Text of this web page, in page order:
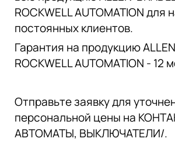
ROCKWELL AUTOMATION для
постоянных клиентов.
Гарантия на продукцию
ROCKWELL AUTOMATION - 12
Отправьте заявку для
персональной цены на
АВТОМАТЫ, ВЫКЛЮЧАТЕЛИ/.